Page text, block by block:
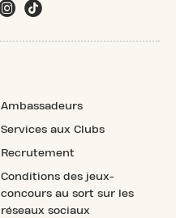
Ambassadeurs
Services aux Clubs
Recrutement
Conditions des jeux-
concours au sort sur les
réseaux sociaux